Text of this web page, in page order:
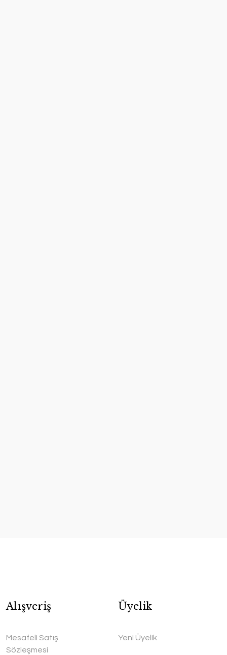
Alışveriş
Mesafeli Satış
Sözleşmesi
Üyelik
Yeni Üyelik